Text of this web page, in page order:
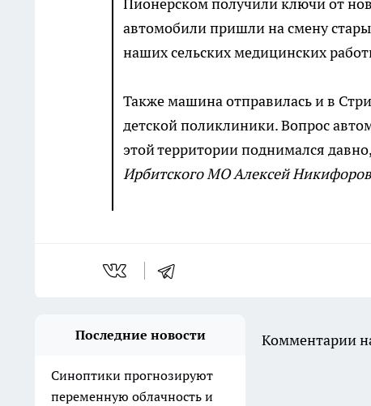
Пионерском получили ключи от
автомобили пришли на смену
наших сельских медицинских
Также машина отправилась и в
детской поликлиники. Вопрос
этой территории поднимался
Ирбитского МО Алексей Никифоров
Последние новости
Синоптики прогнозируют
переменную облачность и
Комментарии